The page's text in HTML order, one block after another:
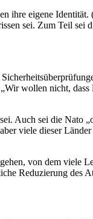
ihre eigene
sei. Zum Teil
wollen nicht,
Auch sei die Nato
viele dieser
von dem viele
Reduzierung des